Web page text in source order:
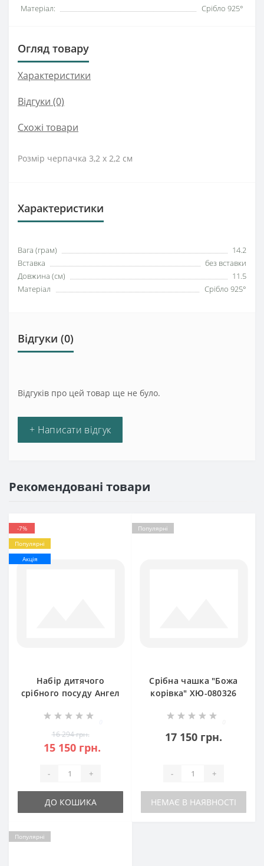
Матеріал:
Срібло 925°
Огляд товару
Характеристики
Відгуки (0)
Схожі товари
Розмір черпачка 3,2 х 2,2 см
Характеристики
Вага (грам)
14.2
Вставка
без вставки
Довжина (см)
11.5
Матеріал
Срібло 925°
Відгуки (0)
Відгуків про цей товар ще не було.
+ Написати відгук
Рекомендовані товари
-7%
Популярні
Акція
Набір дитячого
срібного посуду Ангел
(ложка+виделка)
БР-282434
16 294 грн.
15 150 грн.
- +
ДО КОШИКА
Популярні
Срібна чашка "Божа
корівка" ХЮ-080326
17 150 грн.
- +
НЕМАЄ В НАЯВНОСТІ
Популярні